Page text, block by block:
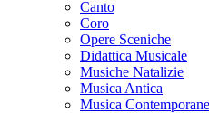
Canto
Coro
Opere Sceniche
Didattica Musicale
Musiche Natalizie
Musica Antica
Musica